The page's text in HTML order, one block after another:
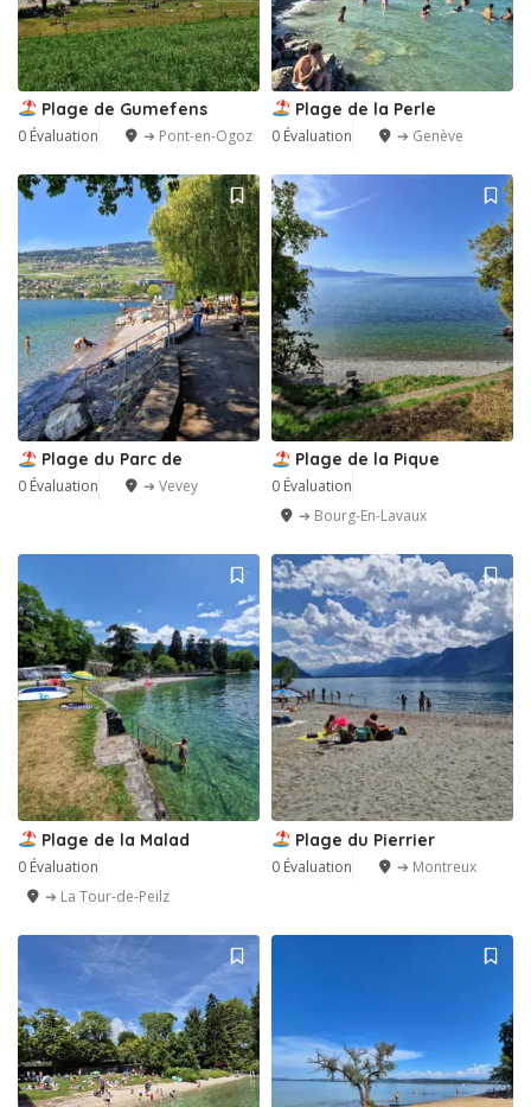
Plage de Gumefens
0 Évaluation ➔ Pont-en-Ogoz
Plage de la Perle
0 Évaluation ➔ Genève
Plage du Parc de
0 Évaluation ➔ Vevey
Plage de la Pique
0 Évaluation
➔ Bourg-En-Lavaux
Plage de la Malad
0 Évaluation
➔ La Tour-de-Peilz
Plage du Pierrier
0 Évaluation ➔ Montreux